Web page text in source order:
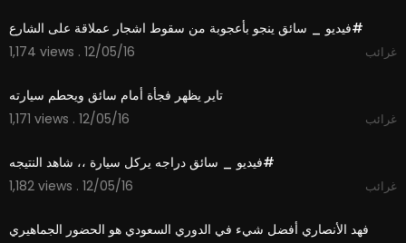
1,174 views . 12/05/16
غرائب
1,171 views . 12/05/16
غرائب
1,182 views . 12/05/16
غرائب
فهد الأنصاري أفضل شيء في الدوري السعودي هو الحضور الجماهيري